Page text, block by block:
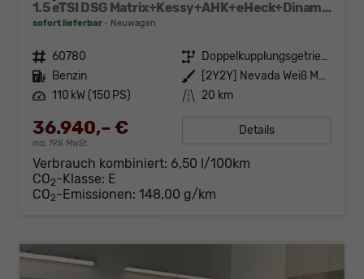
1.5 eTSI DSG Matrix+Kessy+AHK+eHeck+Dinamica+CarPlay+eHeck+GV5
sofort lieferbar Neuwagen
Fahrzeugnr. 60780 Getriebe
Doppelkupplungsgetriebe (DSG)
Kraftstoff Benzin Außenfarbe
[2Y2Y] Nevada Weiß Metallic
Leistung 110 kW (150 PS) Kilometerstand 20 km
36.940,– €
incl. 19% MwSt.
Details
Verbrauch kombiniert: 6,50 l/100km
CO2-Klasse: E
CO2-Emissionen: 148,00 g/km